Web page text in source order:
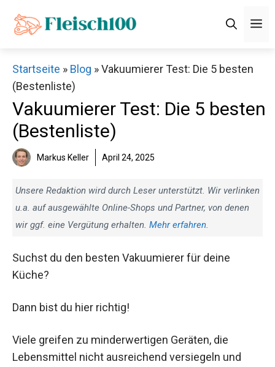
Inhalt
Startseite » Blog »Vakuumierer Test: Die 5 besten
(Bestenliste)
Vakuumierer Test: Die 5 besten
(Bestenliste)
Markus Keller April 24, 2025
Unsere Redaktion wird durch Leser unterstützt. Wir verlinken
u.a. auf ausgewählte Online-Shops und Partner, von denen
wir ggf. eine Vergütung erhalten. Mehr erfahren.
Suchst du den besten Vakuumierer für deine
Küche?
Dann bist du hier richtig!
Viele greifen zu minderwertigen Geräten, die
Lebensmittel nicht ausreichend versiegeln und